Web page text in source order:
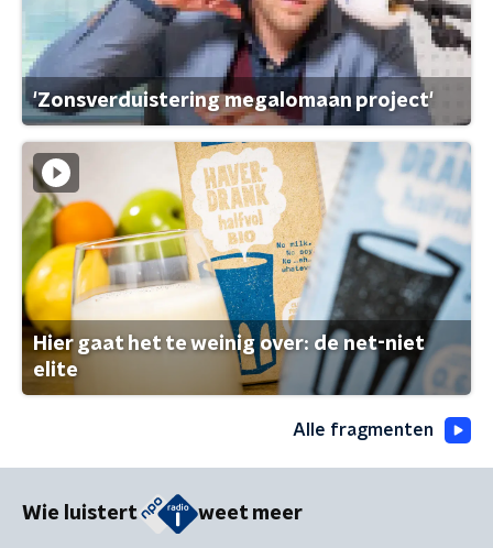
'Zonsverduistering megalomaan project'
Hier gaat het te weinig over: de net-niet
elite
Alle fragmenten
Wie luistert weet meer